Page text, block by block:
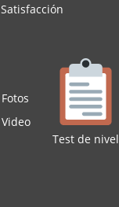
Test de nivel